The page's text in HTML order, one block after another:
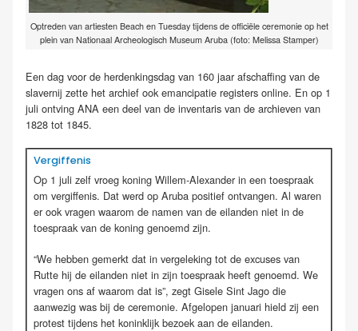
Optreden van artiesten Beach en Tuesday tijdens de officiële ceremonie op het
plein van Nationaal Archeologisch Museum Aruba (foto: Melissa Stamper)
Een dag voor de herdenkingsdag van 160 jaar afschaffing van de
slavernij zette het archief ook emancipatie registers online. En op 1
juli ontving ANA een deel van de inventaris van de archieven van
1828 tot 1845.
Vergiffenis
Op 1 juli zelf vroeg koning Willem-Alexander in een toespraak
om vergiffenis. Dat werd op Aruba positief ontvangen. Al waren
er ook vragen waarom de namen van de eilanden niet in de
toespraak van de koning genoemd zijn.
“We hebben gemerkt dat in vergeleking tot de excuses van
Rutte hij de eilanden niet in zijn toespraak heeft genoemd. We
vragen ons af waarom dat is”, zegt Gisele Sint Jago die
aanwezig was bij de ceremonie. Afgelopen januari hield zij een
protest tijdens het koninklijk bezoek aan de eilanden.